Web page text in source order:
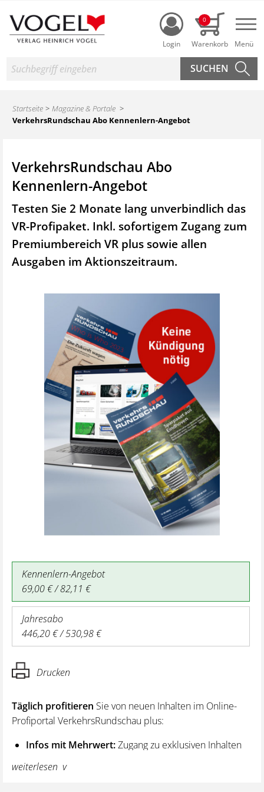
Login
0
Suche
Startseite
Magazine & Portale
VerkehrsRundschau Abo Kennenlern-Angebot
VerkehrsRundschau Abo
Kennenlern-Angebot
Testen Sie 2 Monate lang unverbindlich das
VR-Profipaket. Inkl. sofortigem Zugang zum
Premiumbereich VR plus sowie allen
Ausgaben im Aktionszeitraum.
Kennenlern-Angebot
69,00 € / 82,11 €
Jahresabo
446,20 € / 530,98 €
Drucken
Täglich profitieren Sie von neuen Inhalten im Online-
Profiportal VerkehrsRundschau plus:
Infos mit Mehrwert:Zugang zu exklusiven Inhalten
und Hintergrundwissen – von aktuellen Regelungen
wie z. B. bei den Lenk- und Ruhezeiten,
weiterlesen